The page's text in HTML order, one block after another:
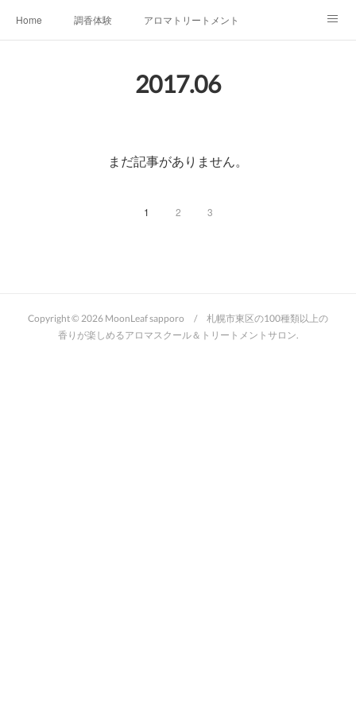
Home 調香体験 アロマトリートメントMenu
Profile FOR COMPANY
2017.06
まだ記事がありません。
1 2 3
Copyright © 2026 MoonLeaf sapporo / 札幌市東区の100種類以上の
香りが楽しめるアロマスクール＆トリートメントサロン.